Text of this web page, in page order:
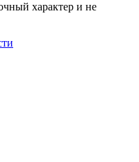
характер и не